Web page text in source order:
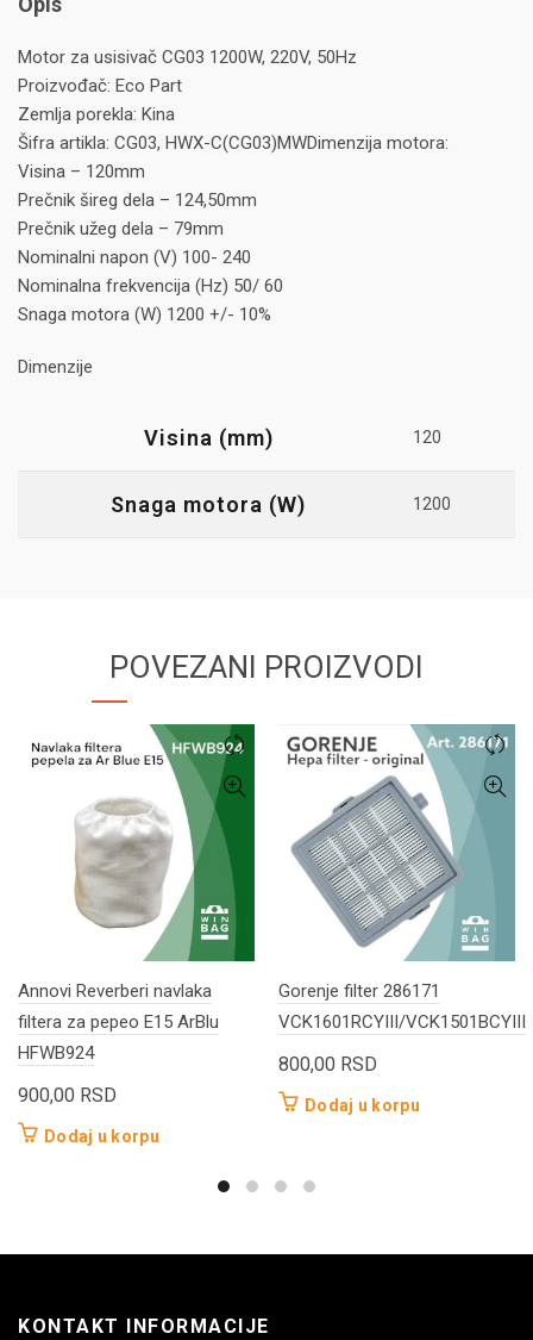
Motor za usisivač CG03 1200W, 220V, 50Hz
Proizvođač: Eco Part
Zemlja porekla: Kina
Šifra artikla: CG03, HWX-C(CG03)MWDimenzija motora:
Visina – 120mm
Prečnik šireg dela – 124,50mm
Prečnik užeg dela – 79mm
Nominalni napon (V) 100- 240
Nominalna frekvencija (Hz) 50/ 60
Snaga motora (W) 1200 +/- 10%
Dimenzije
Visina (mm) 120
Snaga motora (W) 1200
POVEZANI PROIZVODI
Annovi Reverberi navlaka
filtera za pepeo E15 ArBlu
HFWB924
900,00 RSD
Dodaj u korpu
Gorenje filter 286171
VCK1601RCYIII/VCK1501BCYIII
800,00 RSD
Dodaj u korpu
KONTAKT INFORMACIJE